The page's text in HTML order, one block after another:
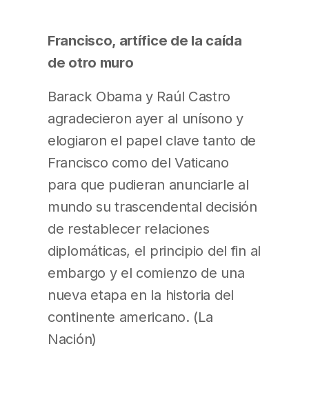
Francisco, artífice de la caída
de otro muro
Barack Obama y Raúl Castro
agradecieron ayer al unísono y
elogiaron el papel clave tanto de
Francisco como del Vaticano
para que pudieran anunciarle al
mundo su trascendental decisión
de restablecer relaciones
diplomáticas, el principio del fin al
embargo y el comienzo de una
nueva etapa en la historia del
continente americano. (La
Nación)